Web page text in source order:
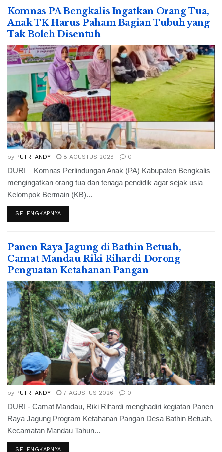
Komnas PA Bengkalis Ingatkan Orang Tua,
Anak TK Harus Paham Bagian Tubuh yang
Tak Boleh Disentuh
by PUTRI ANDY 8 AGUSTUS 2026 0
DURI – Komnas Perlindungan Anak (PA) Kabupaten Bengkalis
mengingatkan orang tua dan tenaga pendidik agar sejak usia
Kelompok Bermain (KB)...
SELENGKAPNYA
Panen Raya Jagung di Bathin Betuah,
Camat Mandau Riki Rihardi Dorong
Penguatan Ketahanan Pangan
by PUTRI ANDY 7 AGUSTUS 2026 0
DURI - Camat Mandau, Riki Rihardi menghadiri kegiatan Panen
Raya Jagung Program Ketahanan Pangan Desa Bathin Betuah,
Kecamatan Mandau Tahun...
SELENGKAPNYA